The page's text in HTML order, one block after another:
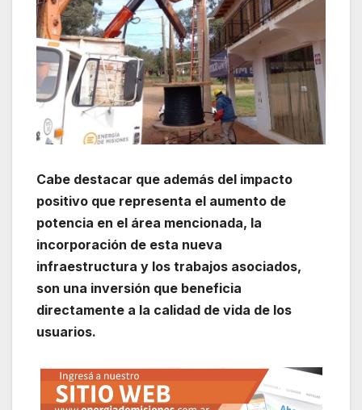
Cabe destacar que además del impacto
positivo que representa el aumento de
potencia en el área mencionada, la
incorporación de esta nueva
infraestructura y los trabajos asociados,
son una inversión que beneficia
directamente a la calidad de vida de los
usuarios.